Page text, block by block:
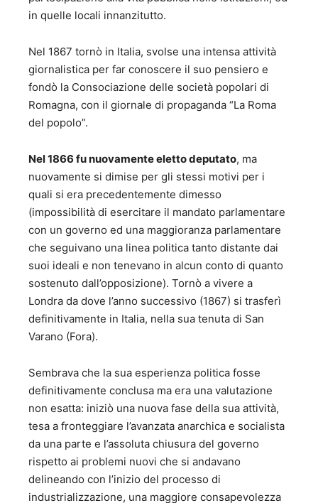
in quelle locali innanzitutto.
Nel 1867 tornò in Italia, svolse una intensa attività
giornalistica per far conoscere il suo pensiero e
fondò la Consociazione delle società popolari di
Romagna, con il giornale di propaganda “La Roma
del popolo”.
Nel 1866 fu nuovamente eletto deputato, ma
nuovamente si dimise per gli stessi motivi per i
quali si era precedentemente dimesso
(impossibilità di esercitare il mandato parlamentare
con un governo ed una maggioranza parlamentare
che seguivano una linea politica tanto distante dai
suoi ideali e non tenevano in alcun conto di quanto
sostenuto dall’opposizione). Tornò a vivere a
Londra da dove l’anno successivo (1867) si trasferì
definitivamente in Italia, nella sua tenuta di San
Varano (Fora).
Sembrava che la sua esperienza politica fosse
definitivamente conclusa ma era una valutazione
non esatta: iniziò una nuova fase della sua attività,
tesa a fronteggiare l’avanzata anarchica e socialista
da una parte e l’assoluta chiusura del governo
rispetto ai problemi nuovi che si andavano
delineando con l’inizio del processo di
industrializzazione, una maggiore consapevolezza